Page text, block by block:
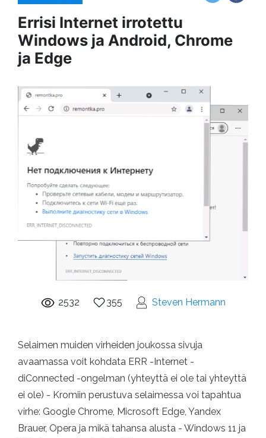
Errisi Internet irrotettu
Windows ja Android, Chrome
ja Edge
2532 355 Steven Hermann
Selaimen muiden virheiden joukossa sivuja
avaamassa voit kohdata ERR -Internet -
diConnected -ongelman (yhteyttä ei ole tai yhteyttä
ei ole) - Kromiin perustuva selaimessa voi tapahtua
virhe: Google Chrome, Microsoft Edge, Yandex
Brauer, Opera ja mikä tahansa alusta - Windows 11 ja